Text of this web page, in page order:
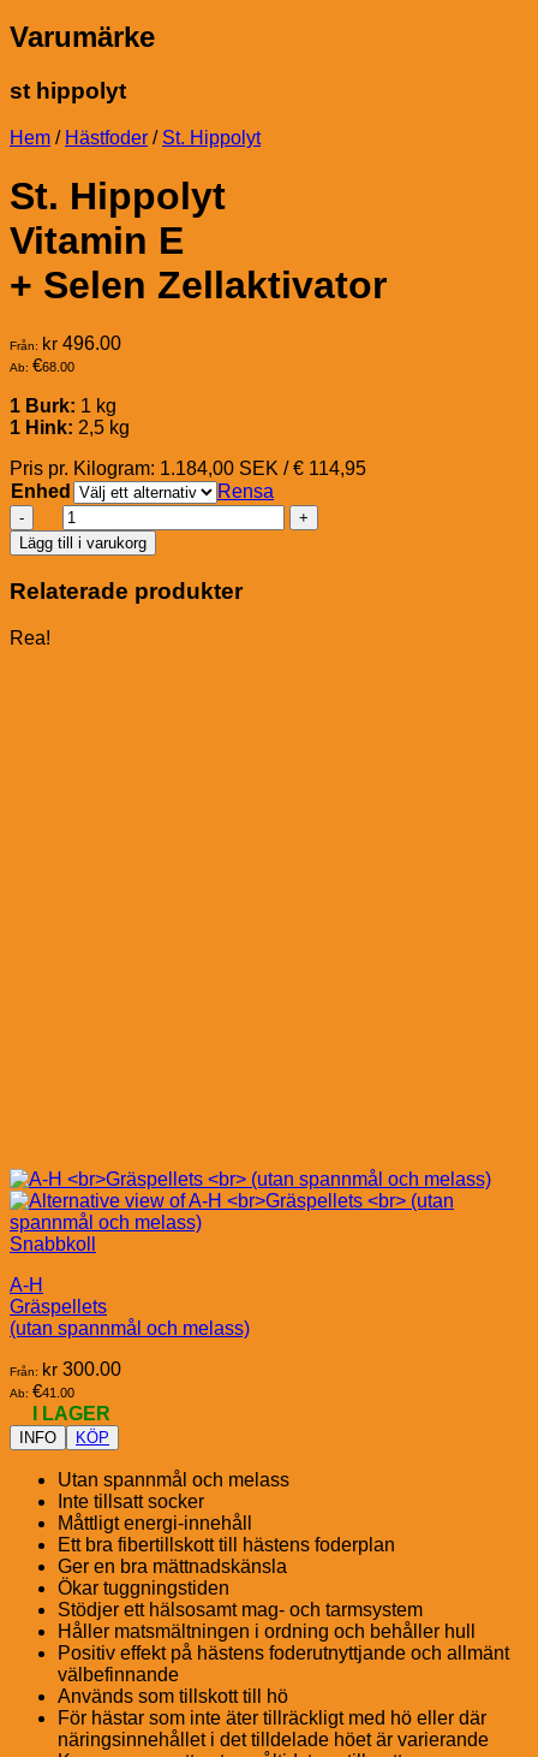
Varumärke
st hippolyt
Hem / Hästfoder / St. Hippolyt
St. Hippolyt
Vitamin E
+ Selen Zellaktivator
Från: kr 496.00
Ab: €68.00
1 Burk: 1 kg
1 Hink: 2,5 kg
Pris pr. Kilogram: 1.184,00 SEK / € 114,95
Enhed
Rensa
Hippolyt
Vitamin
E
+
Zellaktivator
Lägg till i varukorg
Relaterade produkter
Rea!
Snabbkoll
A-H
Gräspellets
(utan spannmål och melass)
Från: kr 300.00
Ab: €41.00
I LAGER
INFO KÖP
Utan spannmål och melass
Inte tillsatt socker
Måttligt energi-innehåll
Ett bra fibertillskott till hästens foderplan
Ger en bra mättnadskänsla
Ökar tuggningstiden
Stödjer ett hälsosamt mag- och tarmsystem
Håller matsmältningen i ordning och behåller hull
Positiv effekt på hästens foderutnyttjande och allmänt
välbefinnande
Används som tillskott till hö
För hästar som inte äter tillräckligt med hö eller där
näringsinnehållet i det tilldelade höet är varierande